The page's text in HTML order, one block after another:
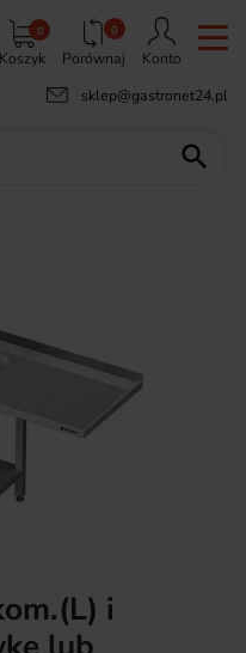
Koszyk
0 0
Porównaj
Konto
sklep@gastronet24.pl

i